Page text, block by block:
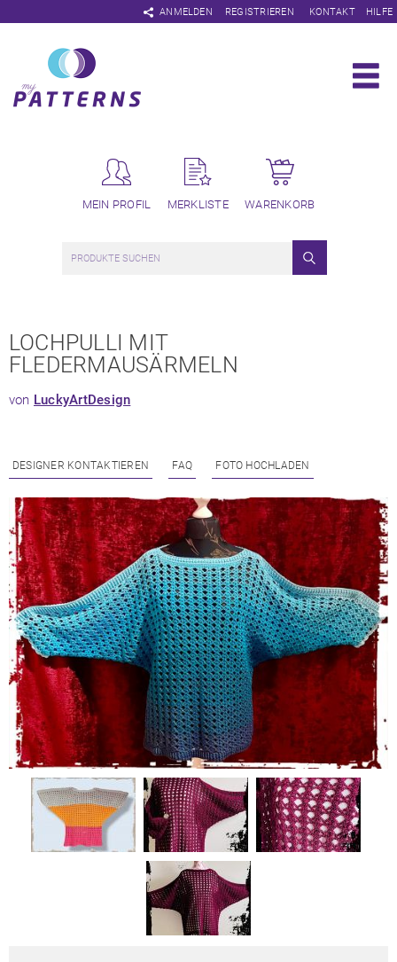
ANMELDEN
Navigation
überspringen
REGISTRIEREN KONTAKT HILFE
MEIN PROFIL MERKLISTE WARENKORB
LOCHPULLI MIT
FLEDERMAUSÄRMELN
von LuckyArtDesign
DESIGNER KONTAKTIEREN FAQ FOTO HOCHLADEN